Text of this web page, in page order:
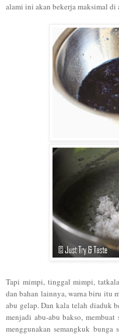
alami ini akan bekerja maksimal di
Tapi mimpi, tinggal mimpi,
dan bahan lainnya, warna biru itu
abu gelap. Dan kala telah diaduk
menjadi abu-abu bakso,
menggunakan semangkuk bunga